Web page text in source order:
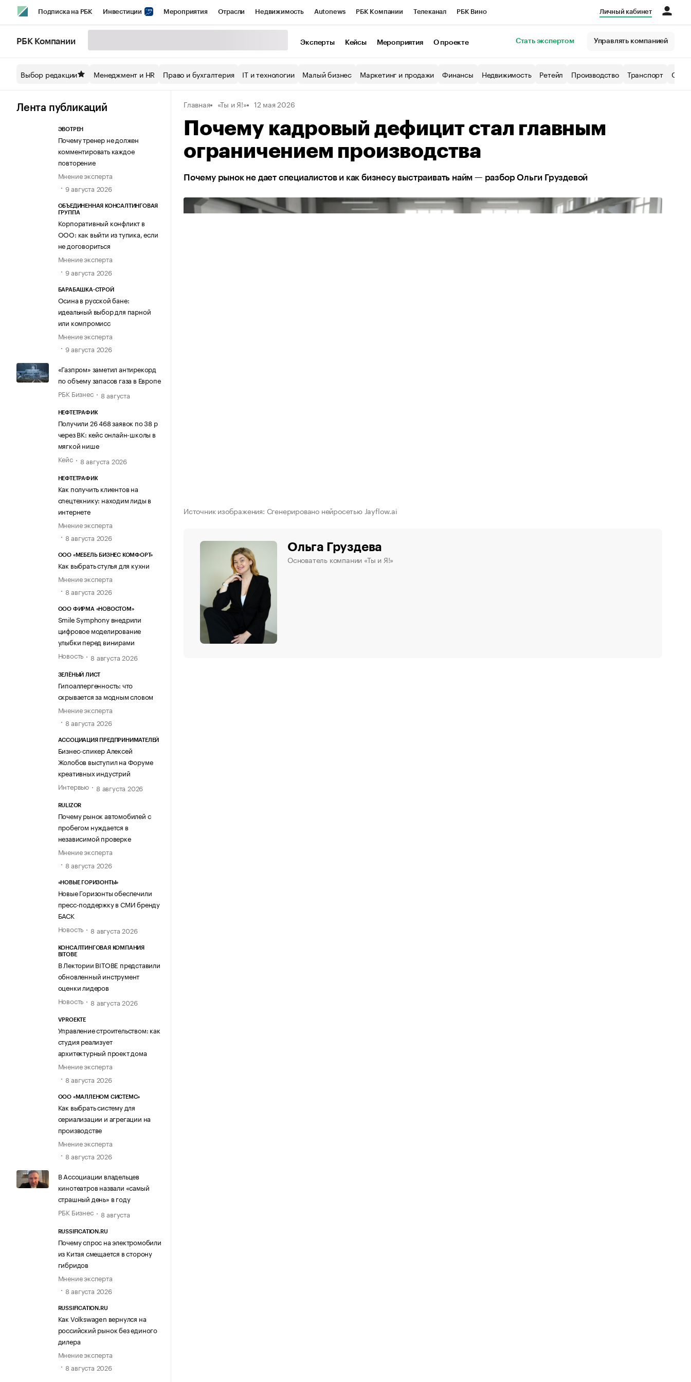
Подписка на РБК Инвестиции Мероприятия Отрасли Недвижимость Autonews РБК Компании Телеканал РБК Вино
Спецпроекты СПб Конференции СПб Спецпроекты Экономика Бизнес
Технологии и медиа Рынок наличной валюты
Личный кабинет
РБК Компании Эксперты Кейсы Мероприятия О проекте Стать экспертом Управлять компанией
Выбор редакции Менеджмент и HR Право и бухгалтерия IT и технологии Малый бизнес Маркетинг и продажи Финансы Недвижимость Ретейл Производство Транспорт
Лента публикаций
ЭВОТРЕН
Почему тренер не должен
комментировать каждое
повторение
Мнение эксперта
9 августа 2026
ОБЪЕДИНЕННАЯ КОНСАЛТИНГОВАЯ
ГРУППА
Корпоративный конфликт в
ООО: как выйти из тупика, если
не договориться
Мнение эксперта
9 августа 2026
БАРАБАШКА-СТРОЙ
Осина в русской бане:
идеальный выбор для парной
или компромисс
Мнение эксперта
9 августа 2026
«Газпром» заметил антирекорд
по объему запасов газа в Европе
РБК Бизнес
8 августа
НЕФТЕТРАФИК
Получили 26 468 заявок по 38 р
через ВК: кейс онлайн-школы в
мягкой нише
Кейс
8 августа 2026
НЕФТЕТРАФИК
Как получить клиентов на
спецтехнику: находим лиды в
интернете
Мнение эксперта
8 августа 2026
ООО «МЕБЕЛЬ БИЗНЕС КОМФОРТ»
Как выбрать стулья для кухни
Мнение эксперта
8 августа 2026
ООО ФИРМА «НОВОСТОМ»
Smile Symphony внедрили
цифровое моделирование
улыбки перед винирами
Новость
8 августа 2026
ЗЕЛЁНЫЙ ЛИСТ
Гипоаллергенность: что
скрывается за модным словом
Мнение эксперта
8 августа 2026
АССОЦИАЦИЯ ПРЕДПРИНИМАТЕЛЕЙ
Бизнес-спикер Алексей
Жолобов выступил на Форуме
креативных индустрий
Интервью
8 августа 2026
RULIZOR
Почему рынок автомобилей с
пробегом нуждается в
независимой проверке
Мнение эксперта
8 августа 2026
«НОВЫЕ ГОРИЗОНТЫ»
Новые Горизонты обеспечили
пресс-поддержку в СМИ бренду
БАСК
Новость
8 августа 2026
КОНСАЛТИНГОВАЯ КОМПАНИЯ
BITOBE
В Лектории BITOBE представили
обновленный инструмент
оценки лидеров
Новость
8 августа 2026
VPROEKTE
Управление строительством: как
студия реализует
архитектурный проект дома
Мнение эксперта
8 августа 2026
ООО «МАЛЛЕНОМ СИСТЕМС»
Как выбрать систему для
сериализации и агрегации на
производстве
Мнение эксперта
8 августа 2026
В Ассоциации владельцев
кинотеатров назвали «самый
страшный день» в году
РБК Бизнес
8 августа
RUSSIFICATION.RU
Почему спрос на электромобили
из Китая смещается в сторону
гибридов
Мнение эксперта
8 августа 2026
RUSSIFICATION.RU
Как Volkswagen вернулся на
российский рынок без единого
дилера
Мнение эксперта
8 августа 2026
Главная «Ты и Я!» 12 мая 2026
Почему кадровый дефицит стал главным
ограничением производства
Почему рынок не дает специалистов и как бизнесу выстраивать найм — разбор Ольги Груздевой
Источник изображения: Сгенерировано нейросетью Jayflow.ai
Ольга Груздева
Основатель компании «Ты и Я!»